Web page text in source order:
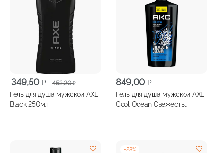
452,20₽
Первоначальная
цена
составляла
349,50 ₽
Текущая
цена:
349,50 ₽.
Гель для душа мужской AXE
Black 250мл
849,00 ₽
Гель для душа мужской AXE
Cool Ocean Свежесть
-23%